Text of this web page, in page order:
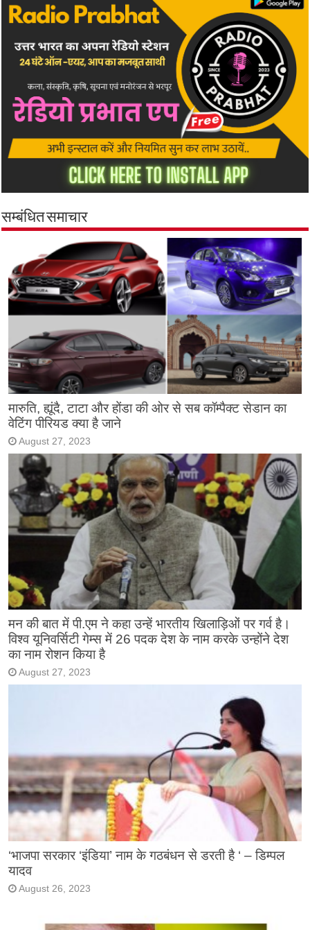
सम्बंधित समाचार
मारुति, ह्यूंदै, टाटा और होंडा की ओर से सब कॉम्पैक्ट सेडान का
वेटिंग पीरियड क्या है जाने
August 27, 2023
मन की बात में पी.एम ने कहा उन्हें भारतीय खिलाड़िओं पर गर्व है।
विश्व यूनिवर्सिटी गेम्स में 26 पदक देश के नाम करके उन्होंने देश
का नाम रोशन किया है
August 27, 2023
‘भाजपा सरकार ‘इंडिया’ नाम के गठबंधन से डरती है ‘ – डिम्पल
यादव
August 26, 2023